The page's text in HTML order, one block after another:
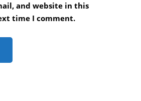
and website in this
time I comment.